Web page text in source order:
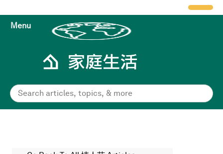
Menu